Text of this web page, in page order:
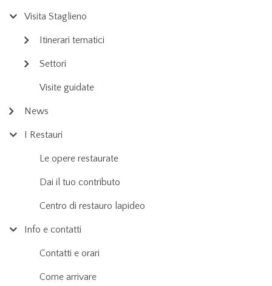
Visita Staglieno
Itinerari tematici
Settori
Visite guidate
News
I Restauri
Le opere restaurate
Dai il tuo contributo
Centro di restauro lapideo
Info e contatti
Contatti e orari
Come arrivare